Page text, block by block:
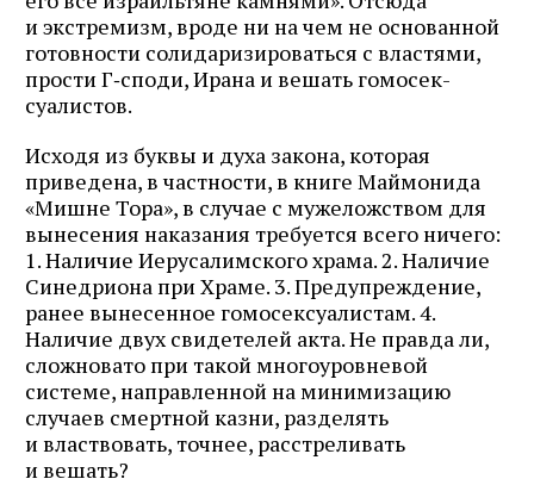
и экстремизм, вроде ни на чем не основанной
готовности солидаризироваться с властями,
прости Г‑споди, Ирана и вешать гомосек­
суалистов.
Исходя из буквы и духа закона, которая
приведена, в частности, в книге Маймонида
«Мишне Тора», в случае с мужеложством для
вынесения наказания требуется всего ничего:
1. Наличие Иерусалимского храма. 2. Наличие
Синедриона при Храме. 3. Предупреждение,
ранее вынесенное гомосексуалистам. 4.
Наличие двух свидетелей акта. Не правда ли,
сложновато при такой многоуровневой
системе, направленной на минимизацию
случаев смертной казни, разделять
и властвовать, точнее, расстреливать
и вешать?
Подпишитесь на рассылку журнала ЛЕХАИМ и получайте
самые интересные публикации с сайта по электронной
почте
Подписаться